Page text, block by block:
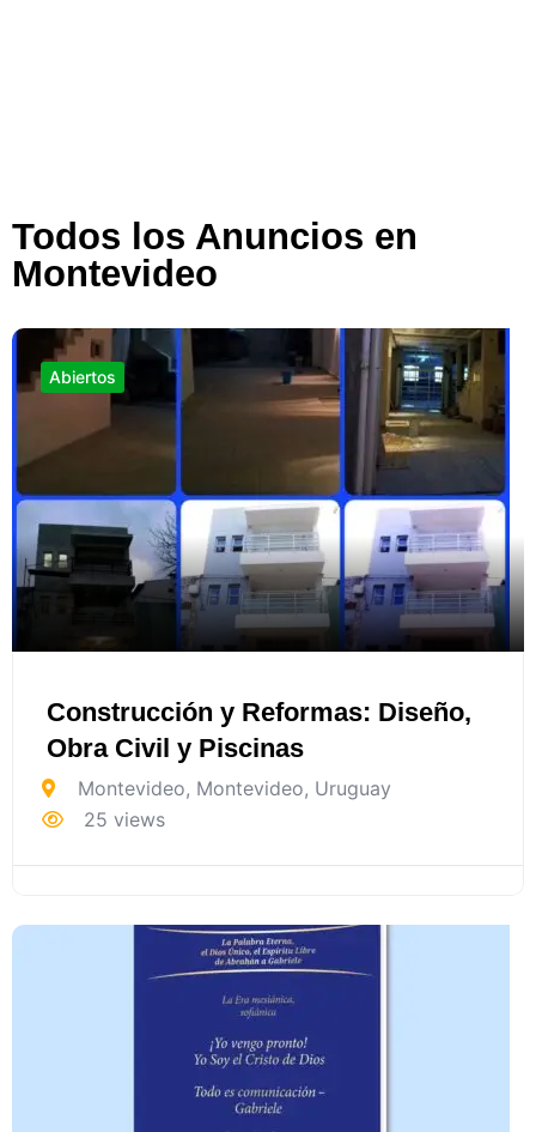
Todos los Anuncios en
Montevideo
Abiertos
Construcción y Reformas: Diseño,
Obra Civil y Piscinas
Montevideo, Montevideo, Uruguay
25 views